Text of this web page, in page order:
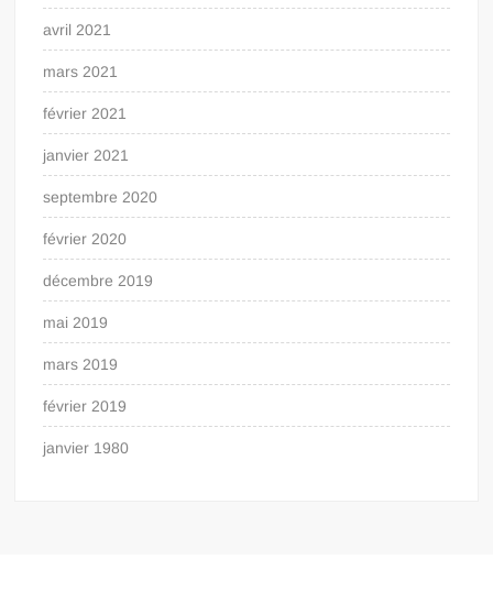
avril 2021
mars 2021
février 2021
janvier 2021
septembre 2020
février 2020
décembre 2019
mai 2019
mars 2019
février 2019
janvier 1980